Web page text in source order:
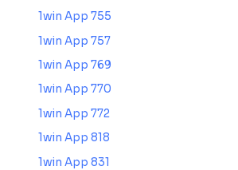
1win App 755
1win App 757
1win App 769
1win App 770
1win App 772
1win App 818
1win App 831